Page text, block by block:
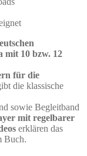
mit 10 bzw. 12
für die
die klassische
sowie Begleitband
mit regelbarer
erklären das
Buch.